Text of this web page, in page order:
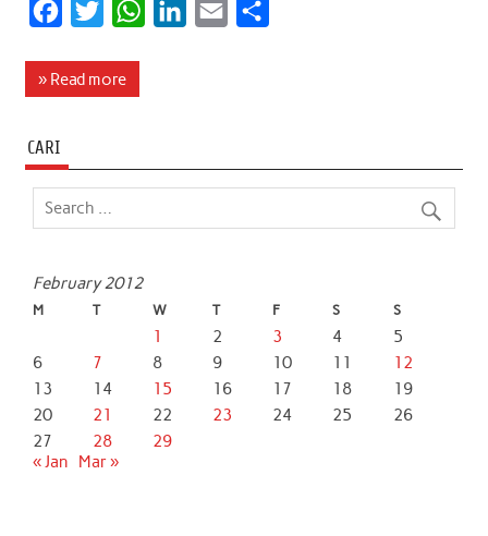
c
o
o
i
e
W
A
d
» Read more
CARI
February 2012
M T W T F S S
1 2 3 4
5
6
7 8 9 10 11
12
13
14 15 16 17 18
19
20
21 22 23 24 25
26
27
28
29
« Jan
Mar »